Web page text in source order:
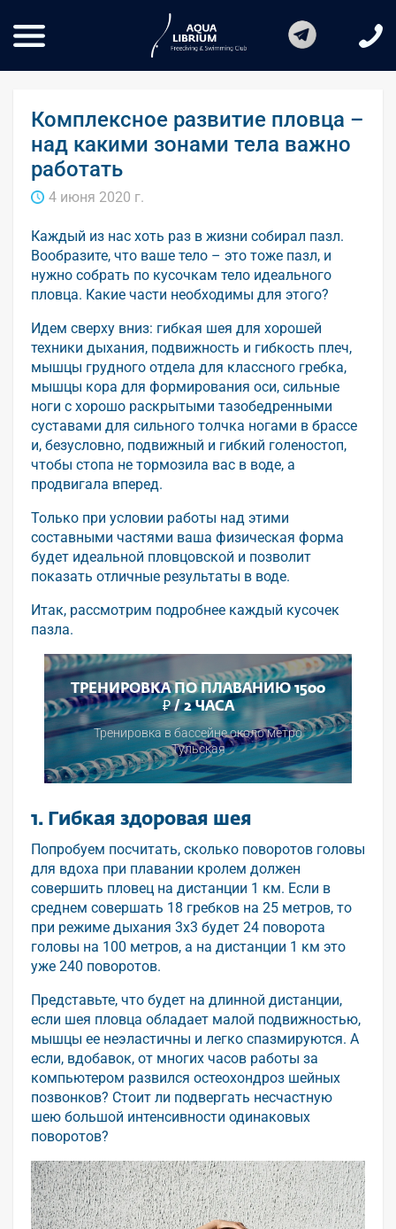
Комплексное развитие пловца –
над какими зонами тела важно
работать
4 июня 2020 г.
Каждый из нас хоть раз в жизни собирал пазл.
Вообразите, что ваше тело – это тоже пазл, и
нужно собрать по кусочкам тело идеального
пловца. Какие части необходимы для этого?
Идем сверху вниз: гибкая шея для хорошей
техники дыхания, подвижность и гибкость плеч,
мышцы грудного отдела для классного гребка,
мышцы кора для формирования оси, сильные
ноги с хорошо раскрытыми тазобедренными
суставами для сильного толчка ногами в брассе
и, безусловно, подвижный и гибкий голеностоп,
чтобы стопа не тормозила вас в воде, а
продвигала вперед.
Только при условии работы над этими
составными частями ваша физическая форма
будет идеальной пловцовской и позволит
показать отличные результаты в воде.
Итак, рассмотрим подробнее каждый кусочек
пазла.
ТРЕНИРОВКА ПО ПЛАВАНИЮ 1500
₽ / 2 ЧАСА
Тренировка в бассейне около метро
Тульская
1. Гибкая здоровая шея
Попробуем посчитать, сколько поворотов головы
для вдоха при плавании кролем должен
совершить пловец на дистанции 1 км. Если в
среднем совершать 18 гребков на 25 метров, то
при режиме дыхания 3х3 будет 24 поворота
головы на 100 метров, а на дистанции 1 км это
уже 240 поворотов.
Представьте, что будет на длинной дистанции,
если шея пловца обладает малой подвижностью,
мышцы ее неэластичны и легко спазмируются. А
если, вдобавок, от многих часов работы за
компьютером развился остеохондроз шейных
позвонков? Стоит ли подвергать несчастную
шею большой интенсивности одинаковых
поворотов?